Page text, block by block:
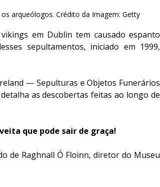
arqueólogos. Crédito da Imagem: Getty
em Dublin tem causado espanto
sepultamentos, iniciado em 1999,
— Sepulturas e Objetos Funerários
as descobertas feitas ao longo de
que pode sair de graça!
de Raghnall Ó Floinn, diretor do Museu